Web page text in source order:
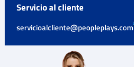
Servicio al cliente
servicioalcliente@peopleplays.com